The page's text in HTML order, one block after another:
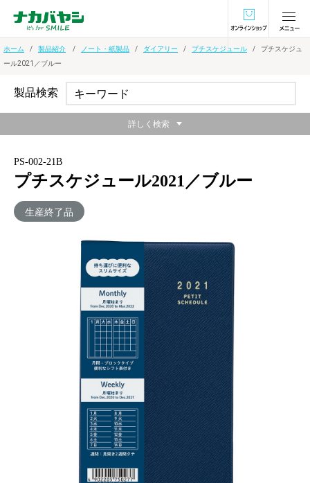
オンラインショ
ホーム 製品紹介 ノート・紙製品 ダイアリー プチスケジュール
プチスケジュ
ール2021／ブルー
PS-002-21B
プチスケジュール2021／ブルー
生産終了品
勤務スケジュール管理に便利なシフト表がマンス
リーページにあるので便利！常に持ち歩きたくな
るコンパクトなサイズ感の手帳です。
メーカー希望小売価格：
製品検索
詳しく検索